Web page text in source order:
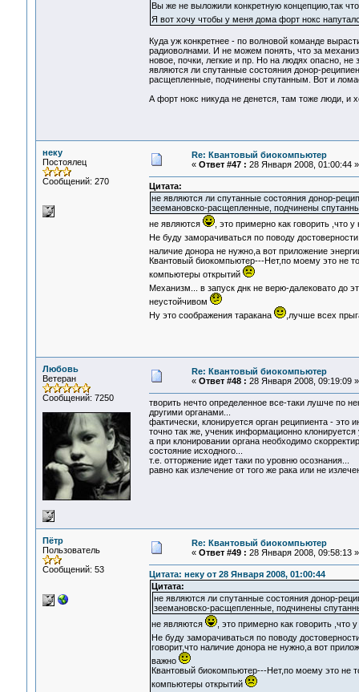
Вы же не выложили конкретную концепцию,так
Я вот хочу чтобы у меня дома форт нокс
Куда уж конкретнее - по волновой команде
радиоволнами. И не можем понять, что за
новое, почки, легкие и пр. Но на людях опасно, не
являются ли спутанные состояния донор-
расщепленные, подчинены спутанным. Вот и
А форт нокс никуда не денется, там тоже люди, и
неку
Постоялец
Сообщений: 270
Re: Квантовый биокомпьютер
« Ответ #47 : 28 Января 2008, 01:00:44 »
Цитата:
не являются ли спутанные состояния донор-
зеемановско-расщепленные, подчинены
не являются
, это примерно как говорить ,что
Не буду заморачиваться по поводу
наличие донора не нужно,а вот приложение
Квантовый биокомпьютер---Нет,по моему это не
компьютеры открытий
Механизм... в запуск днк не верю-далековато до
неустойчивом
Ну это соображения таракана
,лучше всех
Любовь
Ветеран
Сообщений: 7250
Re: Квантовый биокомпьютер
« Ответ #48 : 28 Января 2008, 09:19:09 »
творить нечто определенное все-таки лушче по
другими органами...
фактически, клонируется орган реципиента -
точно так же, ученик информационно
а при клонировании органа необходимо
состояние исходного...
т.е. отторжение идет таки по уровню осознания...
равно как излечение от того же рака или не
Пётр
Пользователь
Сообщений: 53
Re: Квантовый биокомпьютер
« Ответ #49 : 28 Января 2008, 09:58:13 »
Цитата: неку от 28 Января 2008, 01:00:44
Цитата:
не являются ли спутанные состояния донор-
зеемановско-расщепленные, подчинены
не являются
, это примерно как говорить ,что
Не буду заморачиваться по поводу
говорит,что наличие донора не нужно,а вот
важно
Квантовый биокомпьютер---Нет,по моему это не
компьютеры открытий